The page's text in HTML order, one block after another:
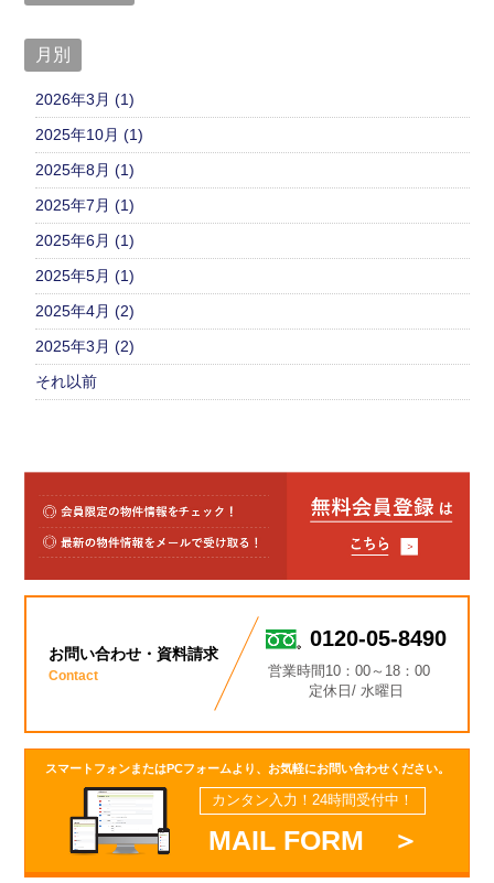
月別
2026年3月 (1)
2025年10月 (1)
2025年8月 (1)
2025年7月 (1)
2025年6月 (1)
2025年5月 (1)
2025年4月 (2)
2025年3月 (2)
それ以前
お問い合わせ・資料請求
Contact
0120-05-8490
営業時間10：00～18：00
定休日/ 水曜日
スマートフォンまたはPCフォームより、お気軽にお問い合わせください。
カンタン入力！24時間受付中！
MAIL FORM ＞